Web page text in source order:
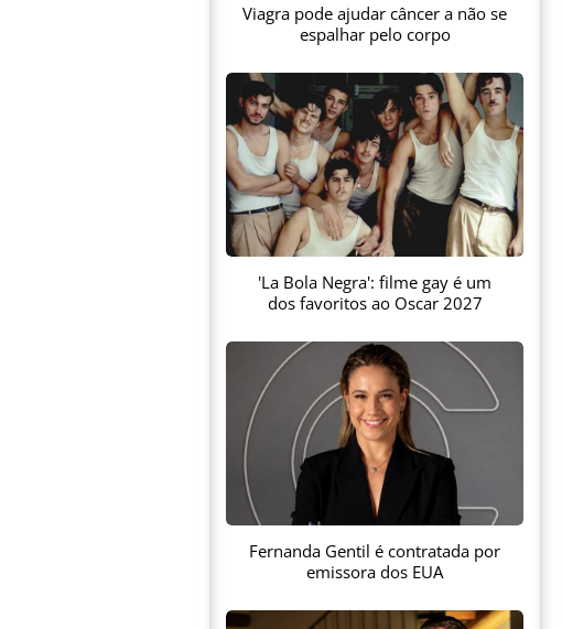
Viagra pode ajudar câncer a não se
espalhar pelo corpo
'La Bola Negra': filme gay é um
dos favoritos ao Oscar 2027
Fernanda Gentil é contratada por
emissora dos EUA